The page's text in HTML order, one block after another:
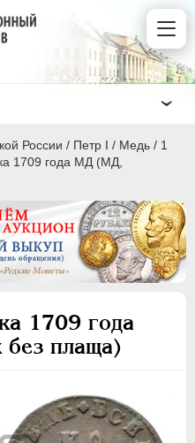
России / Пeтр I / Медь / 1
1709 года МД (МД,
1709 года
плаща)